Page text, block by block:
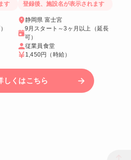
す 登録後、施設名が表示されます
静岡県 富士宮
9月スタート～3ヶ月以上（延長
可）
従業員食堂
1,450円
（時給）
しくはこちら